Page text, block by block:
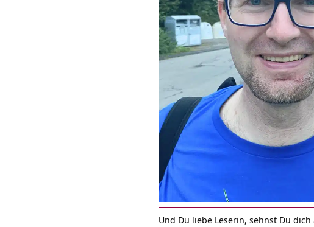
Und Du liebe Leserin, sehnst Du